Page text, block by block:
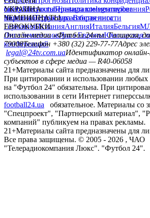
сайтуКонтактыПравила комментирования
политикаСтруктура собственности
facebookxyoutubeinstagramtelegramviber
УКРАИНА
УкраинаПервая лигаВторая лига
ЧЕМПИОНАТЫ
ГерманияИспанияАнглияИталияБельгия
ЕВРОКУБКИ
Лига чемпионовЛига ЕвропыЮношеская
конференций
Онлайн-медиа «Футбол 24»пл. Галицкая,
79008Телефон +380 (32) 229-77-77Адрес
legal@24tv.com.uaИдентификатор онлайн-
субъектов в сфере медиа — R40-06058
21+Материалы сайта предназначены для
При цитировании и использовании любых
на "Футбол 24" обязательна. При
использовании в сети Интернет
football24.ua
обязательное. Материалы со
"Спецпроект", "Партнерский материал",
компаний" публикуем на правах рекламы.
21+Материалы сайта предназначены для
Все права защищены. © 2005 - 2026 , ЧАО
"Телерадиокомпания Люкс". "Футбол 24".